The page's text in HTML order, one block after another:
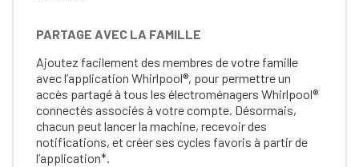
PARTAGE AVEC LA FAMILLE
Ajoutez facilement des membres de votre famille
avec l’application Whirlpool®, pour permettre un
accès partagé à tous les électroménagers Whirlpool®
connectés associés à votre compte. Désormais,
chacun peut lancer la machine, recevoir des
notifications, et créer ses cycles favoris à partir de
l’application*.